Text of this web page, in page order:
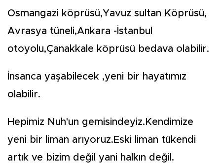
Osmangazi köprüsü,Yavuz sultan Köprüsü,
Avrasya tüneli,Ankara -İstanbul
otoyolu,Çanakkale köprüsü bedava olabilir.
İnsanca yaşabilecek ,yeni bir hayatımız
olabilir.
Hepimiz Nuh'un gemisindeyiz.Kendimize
yeni bir liman arıyoruz.Eski liman tükendi
artık ve bizim değil yani halkın değil.